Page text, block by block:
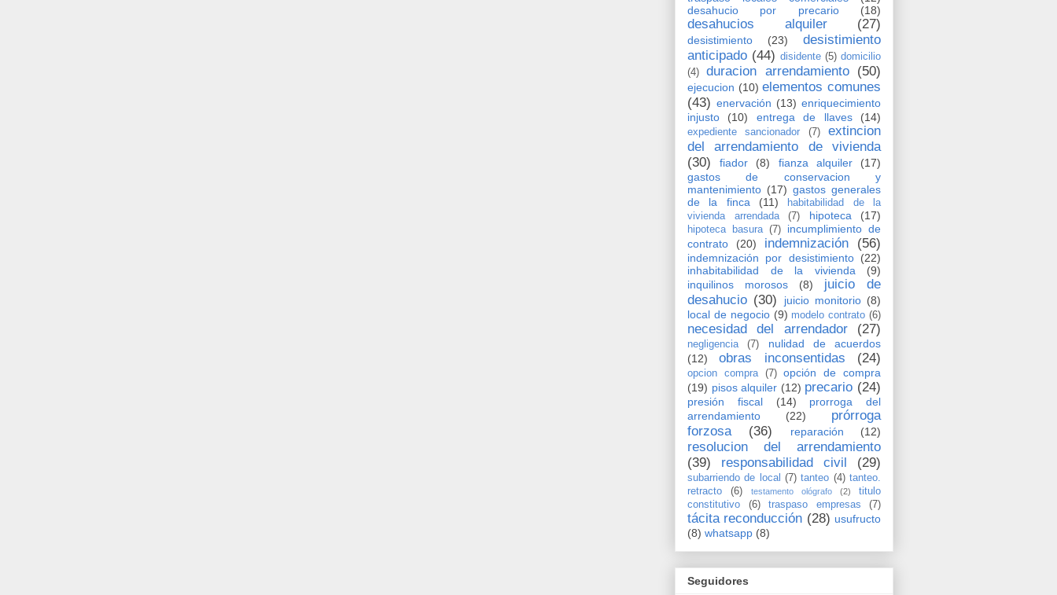
desahucio por precario
(18)
desahucios alquiler (27)
desistimiento (23)
desistimiento
anticipado (44) disidente (5) domicilio
(4)
duracion arrendamiento (50)
ejecucion (10) elementos comunes
(43) enervación (13) enriquecimiento
injusto
(10) entrega de llaves (14)
expediente sancionador (7)
extincion
del arrendamiento de vivienda
(30)
fiador (8) fianza alquiler
(17)
gastos de conservacion y
mantenimiento (17) gastos generales
de la finca
(11)
habitabilidad de la
vivienda arrendada
(7) hipoteca (17)
hipoteca basura (7)
incumplimiento de
contrato
(20) indemnización (56)
indemnización por desistimiento (22)
inhabitabilidad de la vivienda
(9)
inquilinos morosos
(8)
juicio de
desahucio (30) juicio monitorio (8)
local de negocio (9) modelo contrato (6)
necesidad del arrendador (27)
negligencia (7)
nulidad de acuerdos
(12)
obras inconsentidas (24)
opcion compra (7)
opción de compra
(19) pisos alquiler (12) precario (24)
presión fiscal (14)
prorroga del
arrendamiento
(22)
prórroga
forzosa
(36) reparación (12)
resolucion del arrendamiento
(39)
responsabilidad civil (29)
subarriendo de local (7) tanteo (4) tanteo.
retracto
(6) testamento ológrafo (2)
titulo
constitutivo
(6) traspaso empresas (7)
tácita reconducción (28) usufructo
(8) whatsapp (8)
Seguidores